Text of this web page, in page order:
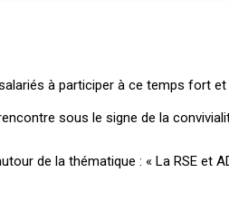
à participer à ce temps fort
sous le signe de la
de la thématique : « La RSE et